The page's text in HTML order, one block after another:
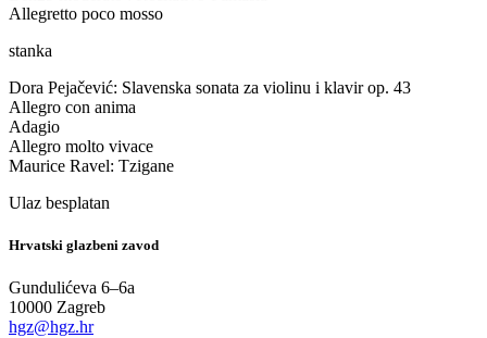
Allegretto poco mosso
stanka
Dora Pejačević: Slavenska sonata za violinu i klavir op. 43
Allegro con anima
Adagio
Allegro molto vivace
Maurice Ravel: Tzigane
Ulaz besplatan
Hrvatski glazbeni zavod
Gundulićeva 6–6a
10000 Zagreb
hgz@hgz.hr